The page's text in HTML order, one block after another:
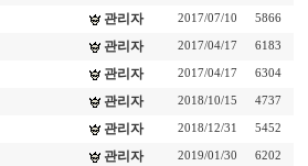
관리자 2017/07/10 5866
관리자 2017/04/17 6183
관리자 2017/04/17 6304
관리자 2018/10/15 4737
관리자 2018/12/31 5452
관리자 2019/01/30 6202